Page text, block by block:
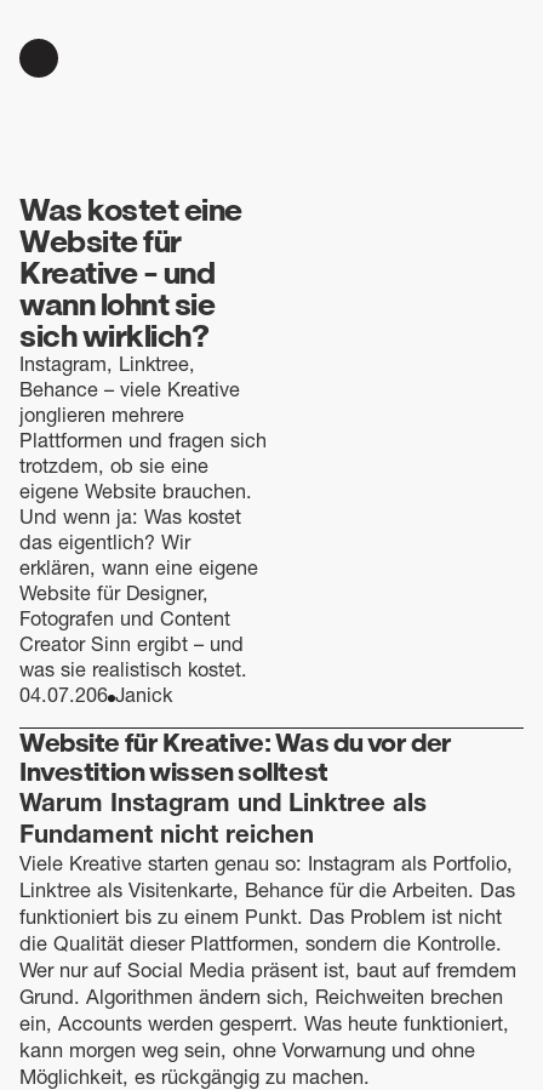
Was kostet eine
Website für
Kreative – und
wann lohnt sie
sich wirklich?
Instagram, Linktree,
Behance – viele Kreative
jonglieren mehrere
Plattformen und fragen sich
trotzdem, ob sie eine
eigene Website brauchen.
Und wenn ja: Was kostet
das eigentlich? Wir
erklären, wann eine eigene
Website für Designer,
Fotografen und Content
Creator Sinn ergibt – und
was sie realistisch kostet.
04.07.206 Janick
Website für Kreative: Was du vor der
Investition wissen solltest
Warum Instagram und Linktree als
Fundament nicht reichen
Viele Kreative starten genau so: Instagram als Portfolio,
Linktree als Visitenkarte, Behance für die Arbeiten. Das
funktioniert bis zu einem Punkt. Das Problem ist nicht
die Qualität dieser Plattformen, sondern die Kontrolle.
Wer nur auf Social Media präsent ist, baut auf fremdem
Grund. Algorithmen ändern sich, Reichweiten brechen
ein, Accounts werden gesperrt. Was heute funktioniert,
kann morgen weg sein, ohne Vorwarnung und ohne
Möglichkeit, es rückgängig zu machen.